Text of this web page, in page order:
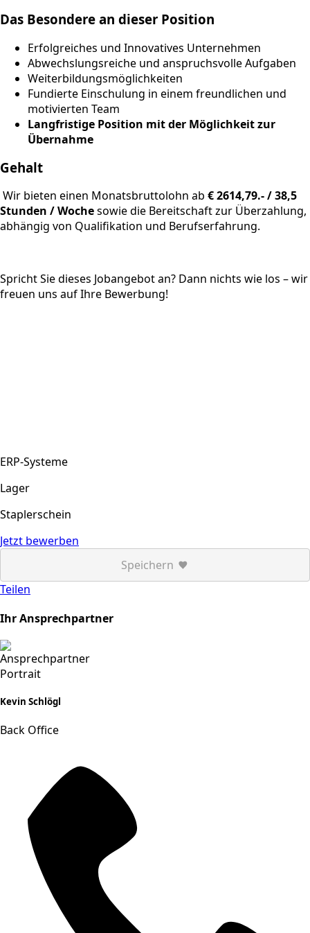
Das Besondere an dieser Position
Erfolgreiches und Innovatives Unternehmen
Abwechslungsreiche und anspruchsvolle Aufgaben
Weiterbildungsmöglichkeiten
Fundierte Einschulung in einem freundlichen und
motivierten Team
Langfristige Position mit der Möglichkeit zur
Übernahme
Gehalt
Wir bieten einen Monatsbruttolohn ab € 2614,79.- / 38,5
Stunden / Wochesowie die Bereitschaft zur Überzahlung,
abhängig von Qualifikation und Berufserfahrung.
Spricht Sie dieses Jobangebot an? Dann nichts wie los – wir
freuen uns auf Ihre Bewerbung!
ERP-Systeme
Lager
Staplerschein
Jetzt bewerben
Speichern
Teilen
Ihr Ansprechpartner
Kevin Schlögl
Back Office